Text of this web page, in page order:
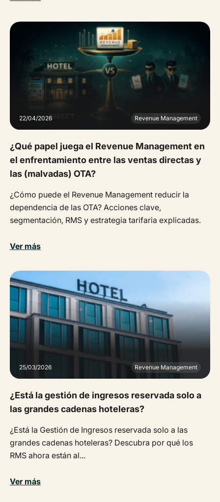
22/04/2026 Revenue Management
¿Qué papel juega el Revenue Management en
el enfrentamiento entre las ventas directas y
las (malvadas) OTA?
¿Cómo puede el Revenue Management reducir la
dependencia de las OTA? Acciones clave,
segmentación, RMS y estrategia tarifaria explicadas.
Ver más
25/03/2026 Revenue Management
¿Está la gestión de ingresos reservada solo a
las grandes cadenas hoteleras?
¿Está la Gestión de Ingresos reservada solo a las
grandes cadenas hoteleras? Descubra por qué los
RMS ahora están al...
Ver más